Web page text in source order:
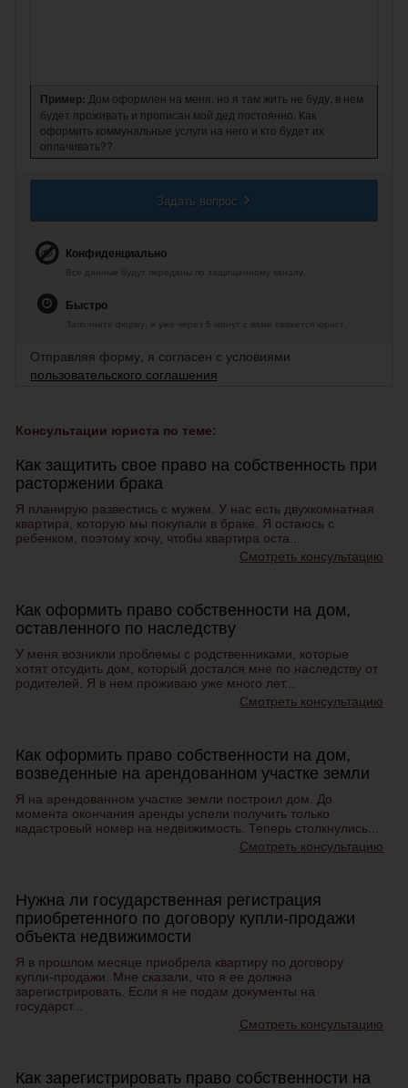
Пример: Дом оформлен на меня, но я там жить не буду, в нем
будет проживать и прописан мой дед постоянно. Как
оформить коммунальные услуги на него и кто будет их
оплачивать??
Задать вопрос
Конфиденциально
Все данные будут переданы по защищенному каналу.
Быстро
Заполните форму, и уже через 5 минут с вами свяжется юрист.
Отправляя форму, я согласен с условиями
пользовательского соглашения
Консультации юриста по теме:
Как защитить свое право на собственность при
расторжении брака
Я планирую развестись с мужем. У нас есть двухкомнатная
квартира, которую мы покупали в браке. Я остаюсь с
ребенком, поэтому хочу, чтобы квартира оста...
Смотреть консультацию
Как оформить право собственности на дом,
оставленного по наследству
У меня возникли проблемы с родственниками, которые
хотят отсудить дом, который достался мне по наследству от
родителей. Я в нем проживаю уже много лет...
Смотреть консультацию
Как оформить право собственности на дом,
возведенные на арендованном участке земли
Я на арендованном участке земли построил дом. До
момента окончания аренды успели получить только
кадастровый номер на недвижимость. Теперь столкнулись...
Смотреть консультацию
Нужна ли государственная регистрация
приобретенного по договору купли-продажи
объекта недвижимости
Я в прошлом месяце приобрела квартиру по договору
купли-продажи. Мне сказали, что я ее должна
зарегистрировать. Если я не подам документы на
государст...
Смотреть консультацию
Как зарегистрировать право собственности на